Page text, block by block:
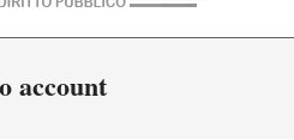
account